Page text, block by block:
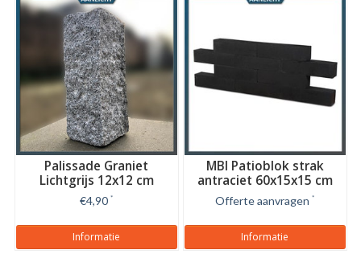
Palissade Graniet
Lichtgrijs 12x12 cm
€4,90 *
Informatie
MBI Patioblok strak
antraciet 60x15x15 cm
Offerte aanvragen *
Informatie